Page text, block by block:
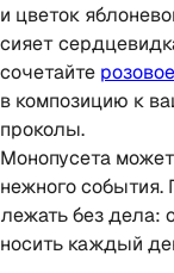
и цветок
сияет
сочетайте
в композицию к
проколы.
Монопусета
нежного события.
лежать без дела:
носить каждый